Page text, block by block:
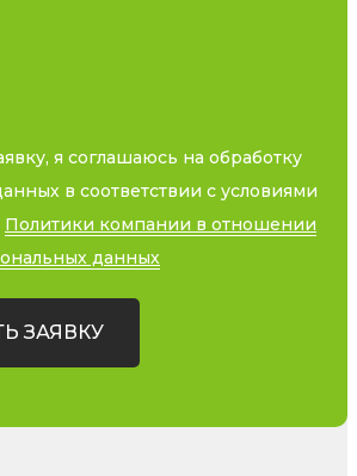
я соглашаюсь на обработку
в соответствии с условиями
Политики компании в отношении
данных
ЗАЯВКУ